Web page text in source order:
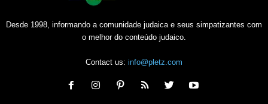
Desde 1998, informando a comunidade judaica e seus simpatizantes com
o melhor do conteúdo judaico.
Contact us: info@pletz.com